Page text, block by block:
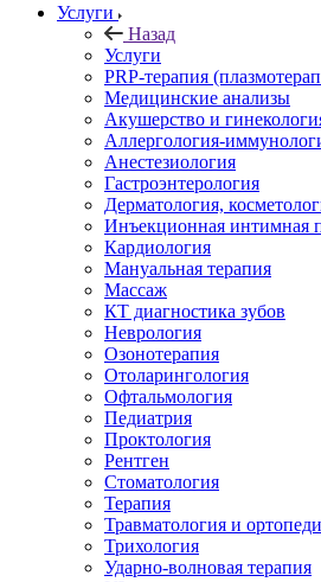
Услуги
Назад
Услуги
PRP-терапия
Медицинские анализы
Акушерство и
Аллергология-
Анестезиология
Гастроэнтерология
Дерматология,
Инъекционная интимная
Кардиология
Мануальная терапия
Массаж
КТ диагностика зубов
Неврология
Озонотерапия
Отоларингология
Офтальмология
Педиатрия
Проктология
Рентген
Стоматология
Терапия
Травматология и
Трихология
Ударно-волновая терапия